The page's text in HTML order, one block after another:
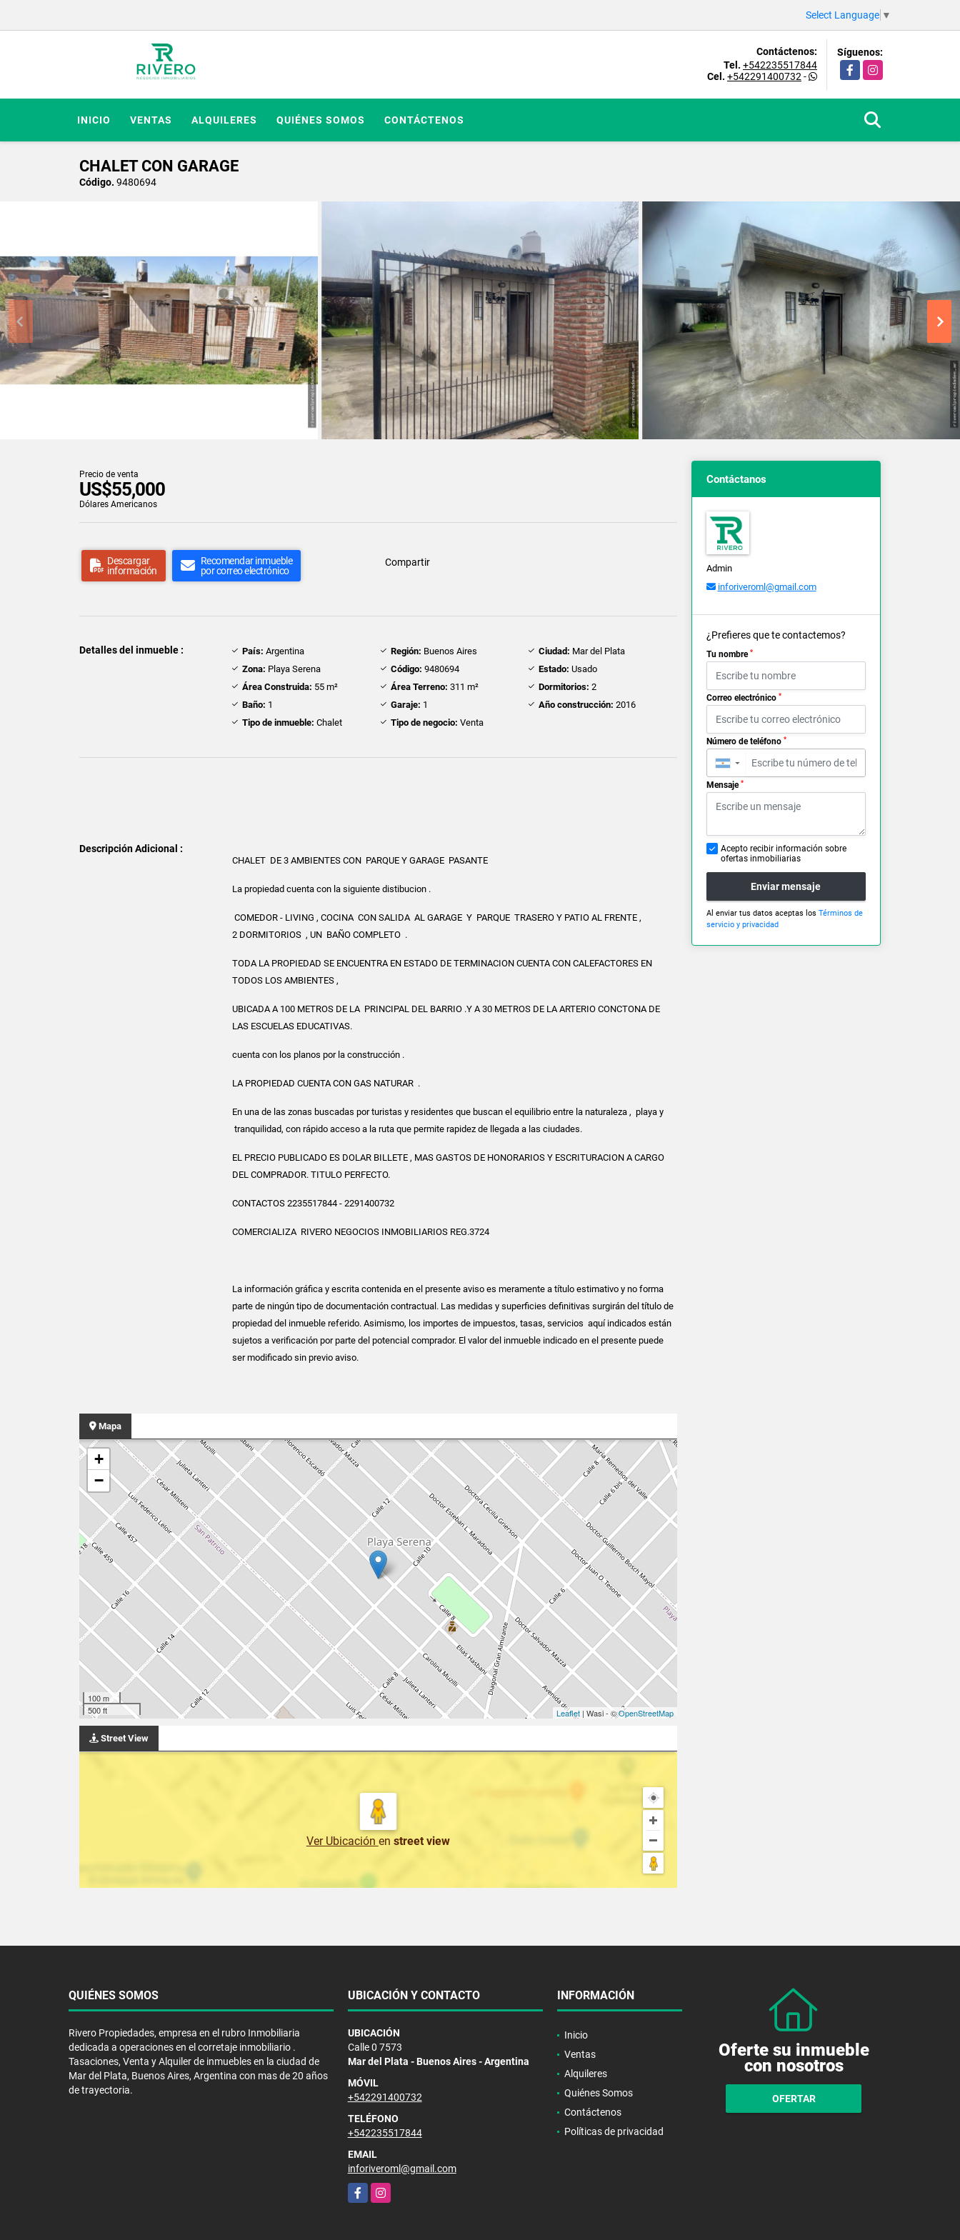
Select Language ▼
Contáctenos:
Tel. +542235517844
Cel. +542291400732 -
Síguenos:
FacebookInstagram
INICIO VENTAS ALQUILERES QUIÉNES SOMOS CONTÁCTENOS
CHALET CON GARAGE
Código. 9480694
Precio de venta
US$55,000
Dólares Americanos
Descargar
información
Recomendar inmueble
por correo electrónico
Compartir
Detalles del inmueble : País: Argentina Región: Buenos Aires Ciudad: Mar del Plata
Zona: Playa Serena Código: 9480694 Estado: Usado
Área Construida: 55 m² Área Terreno: 311 m² Dormitorios: 2
Baño: 1 Garaje: 1 Año construcción: 2016
Tipo de inmueble: Chalet Tipo de negocio: Venta
Descripción Adicional :
CHALET DE 3 AMBIENTES CON PARQUE Y GARAGE PASANTE
La propiedad cuenta con la siguiente distibucion .
COMEDOR - LIVING , COCINA CON SALIDA AL GARAGE Y PARQUE TRASERO Y PATIO AL FRENTE ,
2 DORMITORIOS , UN BAÑO COMPLETO .
TODA LA PROPIEDAD SE ENCUENTRA EN ESTADO DE TERMINACION CUENTA CON CALEFACTORES EN
TODOS LOS AMBIENTES ,
UBICADA A 100 METROS DE LA PRINCIPAL DEL BARRIO .Y A 30 METROS DE LA ARTERIO CONCTONA DE
LAS ESCUELAS EDUCATIVAS.
cuenta con los planos por la construcción .
LA PROPIEDAD CUENTA CON GAS NATURAR .
En una de las zonas buscadas por turistas y residentes que buscan el equilibrio entre la naturaleza , playa y
tranquilidad, con rápido acceso a la ruta que permite rapidez de llegada a las ciudades.
EL PRECIO PUBLICADO ES DOLAR BILLETE , MAS GASTOS DE HONORARIOS Y ESCRITURACION A CARGO
DEL COMPRADOR. TITULO PERFECTO.
CONTACTOS 2235517844 - 2291400732
COMERCIALIZA RIVERO NEGOCIOS INMOBILIARIOS REG.3724
La información gráfica y escrita contenida en el presente aviso es meramente a título estimativo y no forma
parte de ningún tipo de documentación contractual. Las medidas y superficies definitivas surgirán del título de
propiedad del inmueble referido. Asimismo, los importes de impuestos, tasas, servicios aquí indicados están
sujetos a verificación por parte del potencial comprador. El valor del inmueble indicado en el presente puede
ser modificado sin previo aviso.
Mapa
+
−
100 m
500 ft
Leaflet| Wasi - ©OpenStreetMap
Street View
Ver Ubicación en street view
Contáctanos
Admin
inforiveroml@gmail.com
¿Prefieres que te contactemos?
Tu nombre *
Correo electrónico *
Número de teléfono *
▼
Mensaje *
Acepto recibir información sobre
ofertas inmobiliarias
Enviar mensaje
Al enviar tus datos aceptas los Términos de
servicio y privacidad
QUIÉNES SOMOS
Rivero Propiedades, empresa en el rubro Inmobiliaria
dedicada a operaciones en el corretaje inmobiliario .
Tasaciones, Venta y Alquiler de inmuebles en la ciudad de
Mar del Plata, Buenos Aires, Argentina con mas de 20 años
de trayectoria.
UBICACIÓN Y CONTACTO
UBICACIÓN
Calle 0 7573
Mar del Plata - Buenos Aires - Argentina
MÓVIL
+542291400732
TELÉFONO
+542235517844
EMAIL
inforiveroml@gmail.com
FacebookInstagram
INFORMACIÓN
Inicio
Ventas
Alquileres
Quiénes Somos
Contáctenos
Políticas de privacidad
Oferte su inmueble
con nosotros
OFERTAR